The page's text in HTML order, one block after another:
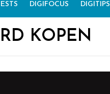
DIGIFOCUS DIGITIPS
KOPEN